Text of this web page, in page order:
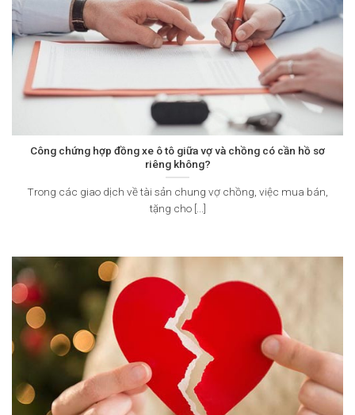
Công chứng hợp đồng xe ô tô giữa vợ và chồng có cần hồ sơ
riêng không?
Trong các giao dịch về tài sản chung vợ chồng, việc mua bán,
tặng cho [...]